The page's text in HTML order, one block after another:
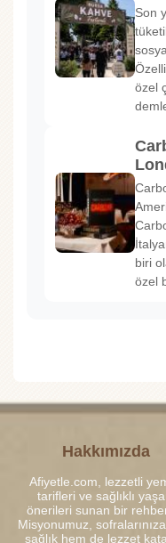
Son
özel
biri
özel
Hakkımızda
Afiyetle.com, lezzetli
tarifleri ve sağlıklı
önerileri sunan bir
Misyonumuz,
sağlık hem de lezzet